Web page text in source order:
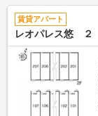
賃貸アパート
レオパレス悠 ２